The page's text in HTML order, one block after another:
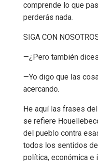
comprende lo que
perderás nada.
SIGA CON
—¿Pero también
—Yo digo que las
acercando.
He aquí las frases
se refiere
del pueblo contra
todos los sentidos
política, económica e